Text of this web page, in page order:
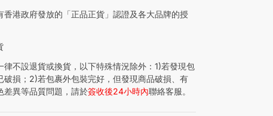
香港政府發放的「正品正貨」認證及各大品牌的授
律不設退貨或換貨，以下特殊情況除外：1)若發現包
破損；2)若包裹外包裝完好，但發現商品破損、有
差異等品質問題，請於簽收後24小時內聯絡客服。